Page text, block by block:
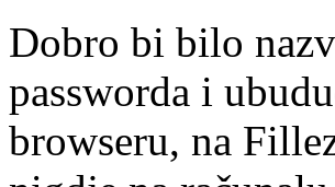
Dobro bi bilo
passworda i
browseru, na